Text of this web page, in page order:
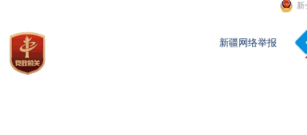
新
新疆网络举报